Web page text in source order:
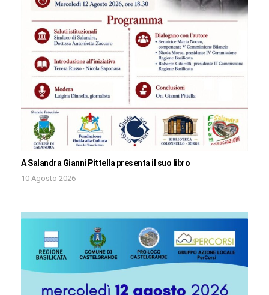
A Salandra Gianni Pittella presenta il suo libro
10 Agosto 2026